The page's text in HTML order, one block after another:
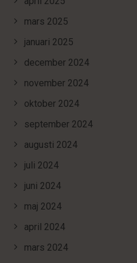
mars 2025
januari 2025
december 2024
november 2024
oktober 2024
september 2024
augusti 2024
juli 2024
juni 2024
maj 2024
april 2024
mars 2024